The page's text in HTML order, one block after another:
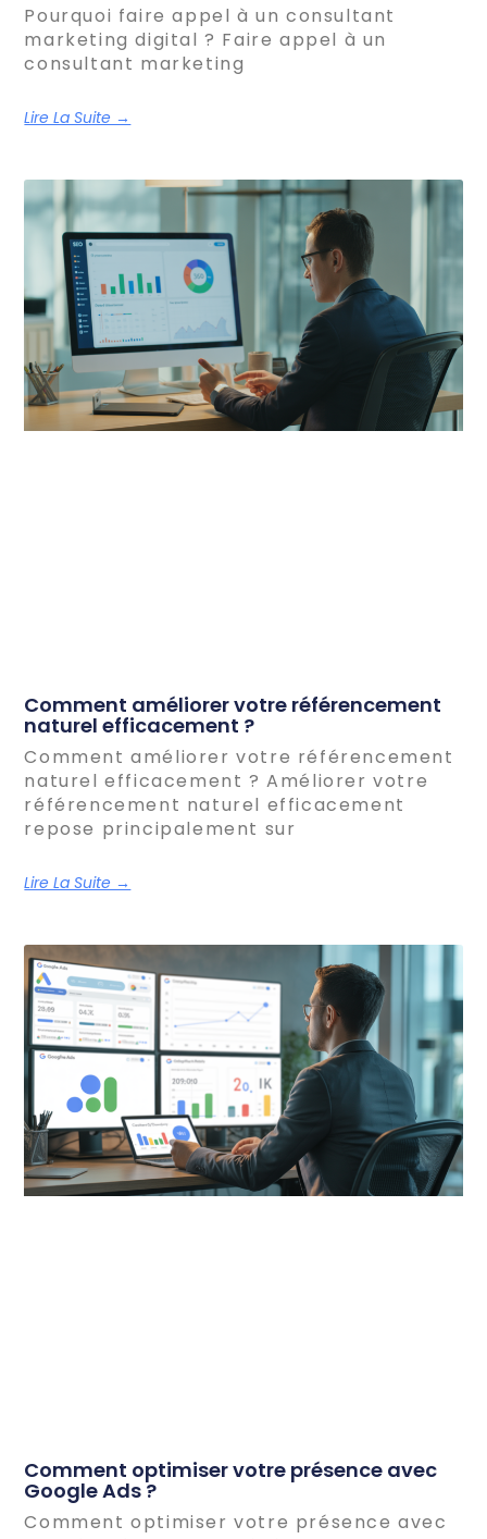
Pourquoi faire appel à un consultant
marketing digital ? Faire appel à un
consultant marketing
Lire La Suite →
Comment améliorer votre référencement
naturel efficacement ?
Comment améliorer votre référencement
naturel efficacement ? Améliorer votre
référencement naturel efficacement
repose principalement sur
Lire La Suite →
Comment optimiser votre présence avec
Google Ads ?
Comment optimiser votre présence avec